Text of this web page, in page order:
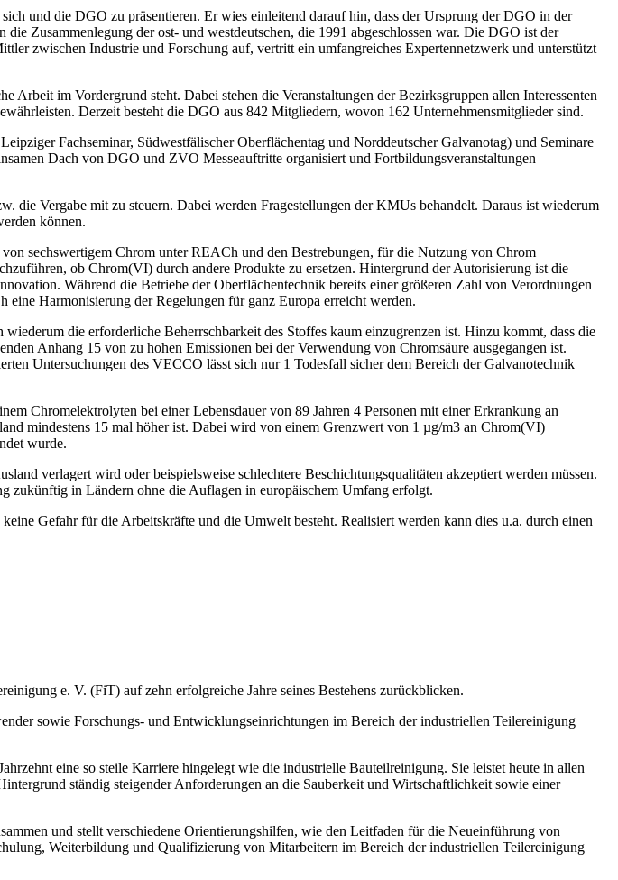
und die DGO zu präsentieren. Er wies einleitend darauf hin, dass der Ursprung der DGO in der
Zusammenlegung der ost- und westdeutschen, die 1991 abgeschlossen war. Die DGO ist der
zwischen Industrie und Forschung auf, vertritt ein umfangreiches Expertennetzwerk und unterstützt
im Vordergrund steht. Dabei stehen die Veranstaltungen der Bezirksgruppen allen Interessenten
Derzeit besteht die DGO aus 842 Mitgliedern, wovon 162 Unternehmensmitglieder sind.
Fachseminar, Südwestfälischer Oberflächentag und Norddeutscher Galvanotag) und Seminare
Dach von DGO und ZVO Messeauftritte organisiert und Fortbildungsveranstaltungen
Vergabe mit zu steuern. Dabei werden Fragestellungen der KMUs behandelt. Daraus ist wiederum
können.
sechswertigem Chrom unter REACh und den Bestrebungen, für die Nutzung von Chrom
ob Chrom(VI) durch andere Produkte zu ersetzen. Hintergrund der Autorisierung ist die
Während die Betriebe der Oberflächentechnik bereits einer größeren Zahl von Verordnungen
Harmonisierung der Regelungen für ganz Europa erreicht werden.
die erforderliche Beherrschbarkeit des Stoffes kaum einzugrenzen ist. Hinzu kommt, dass die
Anhang 15 von zu hohen Emissionen bei der Verwendung von Chromsäure ausgegangen ist.
Untersuchungen des VECCO lässt sich nur 1 Todesfall sicher dem Bereich der Galvanotechnik
Chromelektrolyten bei einer Lebensdauer von 89 Jahren 4 Personen mit einer Erkrankung an
mindestens 15 mal höher ist. Dabei wird von einem Grenzwert von 1 µg/m3 an Chrom(VI)
wurde.
verlagert wird oder beispielsweise schlechtere Beschichtungsqualitäten akzeptiert werden müssen.
zukünftig in Ländern ohne die Auflagen in europäischem Umfang erfolgt.
Gefahr für die Arbeitskräfte und die Umwelt besteht. Realisiert werden kann dies u.a. durch einen
e. V. (FiT) auf zehn erfolgreiche Jahre seines Bestehens zurückblicken.
sowie Forschungs- und Entwicklungseinrichtungen im Bereich der industriellen Teilereinigung
eine so steile Karriere hingelegt wie die industrielle Bauteilreinigung. Sie leistet heute in allen
ständig steigender Anforderungen an die Sauberkeit und Wirtschaftlichkeit sowie einer
und stellt verschiedene Orientierungshilfen, wie den Leitfaden für die Neueinführung von
Weiterbildung und Qualifizierung von Mitarbeitern im Bereich der industriellen Teilereinigung